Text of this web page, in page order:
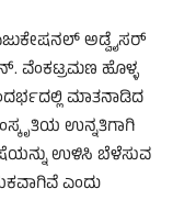
ಅಡ್ವೈಸರ್
ವೆಂಕಟ್ರಮಣ ಹೊಳ್ಳ
ಮಾತನಾಡಿದ
ಉನ್ನತಿಗಾಗಿ
ಉಳಿಸಿ ಬೆಳೆಸುವ
ಎಂದು